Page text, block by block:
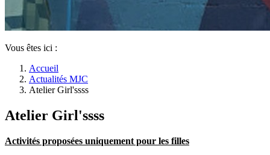
Vous êtes ici :
Accueil
Actualités MJC
Atelier Girl'ssss
Atelier Girl'ssss
Activités proposées uniquement pour les filles